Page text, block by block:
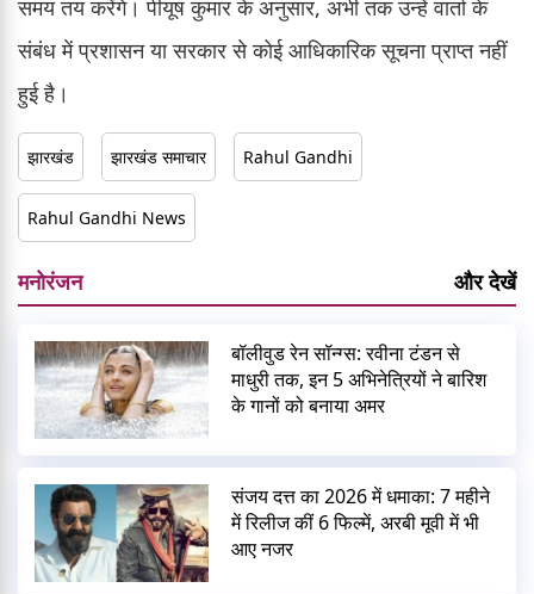
समय तय करेंगे। पीयूष कुमार के अनुसार, अभी तक उन्हें वार्ता के
संबंध में प्रशासन या सरकार से कोई आधिकारिक सूचना प्राप्त नहीं
हुई है।
झारखंड झारखंड समाचार Rahul Gandhi
Rahul Gandhi News
मनोरंजन और देखें
बॉलीवुड रेन सॉन्ग्स: रवीना टंडन से
माधुरी तक, इन 5 अभिनेत्रियों ने बारिश
के गानों को बनाया अमर
संजय दत्त का 2026 में धमाका: 7 महीने
में रिलीज कीं 6 फिल्में, अरबी मूवी में भी
आए नजर